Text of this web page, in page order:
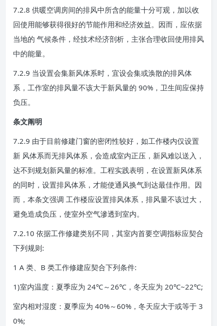
7.2.8 供暖空调房间的排风中所含的能量十分可观，加以收
回使用能够获得很好的节能作用和经济效益。因而，应依据
当地的 气候条件，经技术经济剖析，主张合理收回使用排风
中的能量。
7.2.9 当设置会集新风体系时，宜设会集或涣散的排风体
系，工作室的排风量不该大于新风量的 90%，卫生间应保持
负压。
条文阐明
7.2.9 由于目前修建门窗的密闭性较好，如工作楼内仅设置
新 风体系而无排风体系，会造成室内正压，新风难以送入，
达不到规划新风量的标准。工程实践表明，在设置新风体系
的同时，设置排风体系，才能使通风换气到达最佳作用。因
而，本条文强调 工作楼应设置排风体系，排风量不该过大，
避免造成负压，使室外空气滲透到室内。
7.2.10 依据工作修建类别不同，其室内首要空调指标应契合
下列规则:
1 A 类、B 类工作修建应契合下列条件:
1)室内温度：夏季应为 24℃～26℃，冬天应为 20℃~22℃;
室内相对湿度：夏季应为 40%～60%，冬天应大于或等于 3
0%;